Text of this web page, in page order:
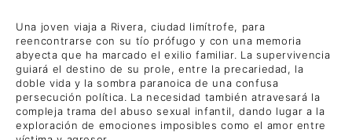
Una joven viaja a Rivera, ciudad limítrofe, para
reencontrarse con su tío prófugo y con una memoria
abyecta que ha marcado el exilio familiar. La supervivencia
guiará el destino de su prole, entre la precariedad, la
doble vida y la sombra paranoica de una confusa
persecución política. La necesidad también atravesará la
compleja trama del abuso sexual infantil, dando lugar a la
exploración de emociones imposibles como el amor entre